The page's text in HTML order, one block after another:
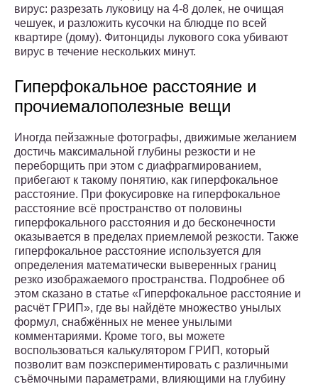
вирус: разрезать луковицу на 4-8 долек, не очищая
чешуек, и разложить кусочки на блюдце по всей
квартире (дому). Фитонциды лукового сока убивают
вирус в течение нескольких минут.
Гиперфокальное расстояние и
прочиемалополезные вещи
Иногда пейзажные фотографы, движимые желанием
достичь максимальной глубины резкости и не
переборщить при этом с диафрагмированием,
прибегают к такому понятию, как гиперфокальное
расстояние. При фокусировке на гиперфокальное
расстояние всё пространство от половины
гиперфокального расстояния и до бесконечности
оказывается в пределах приемлемой резкости. Также
гиперфокальное расстояние используется для
определения математически выверенных границ
резко изображаемого пространства. Подробнее об
этом сказано в статье «Гиперфокальное расстояние и
расчёт ГРИП», где вы найдёте множество унылых
формул, снабжённых не менее унылыми
комментариями. Кроме того, вы можете
воспользоваться калькулятором ГРИП, который
позволит вам поэкспериментировать с различными
съёмочными параметрами, влияющими на глубину